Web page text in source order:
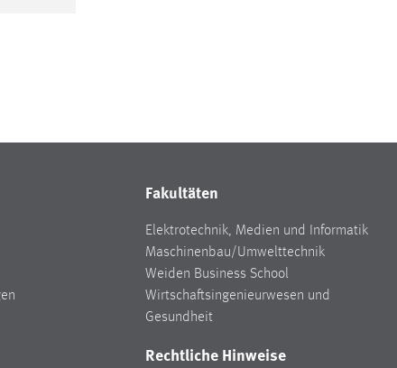
Fakultäten
Elektrotechnik, Medien und Informatik
Maschinenbau/Umwelttechnik
Weiden Business School
Wirtschaftsingenieurwesen und
Gesundheit
Rechtliche Hinweise